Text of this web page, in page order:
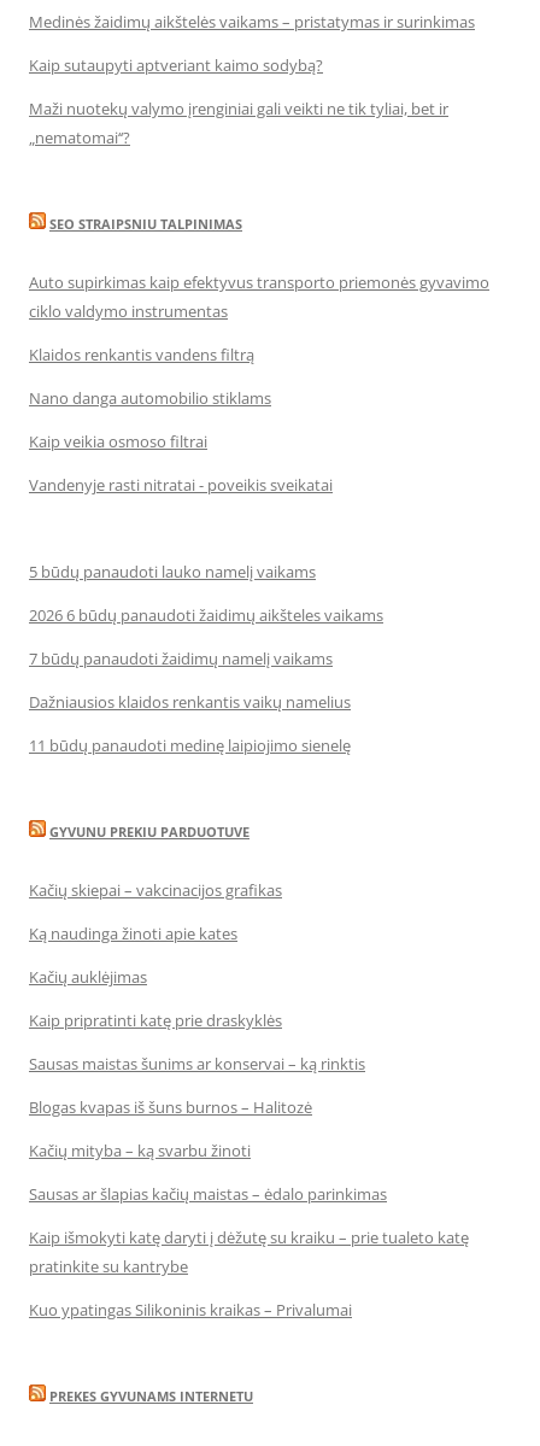
Medinės žaidimų aikštelės vaikams – pristatymas ir surinkimas
Kaip sutaupyti aptveriant kaimo sodybą?
Maži nuotekų valymo įrenginiai gali veikti ne tik tyliai, bet ir
„nematomai‘‘?
SEO STRAIPSNIU TALPINIMAS
Auto supirkimas kaip efektyvus transporto priemonės gyvavimo
ciklo valdymo instrumentas
Klaidos renkantis vandens filtrą
Nano danga automobilio stiklams
Kaip veikia osmoso filtrai
Vandenyje rasti nitratai - poveikis sveikatai
5 būdų panaudoti lauko namelį vaikams
2026 6 būdų panaudoti žaidimų aikšteles vaikams
7 būdų panaudoti žaidimų namelį vaikams
Dažniausios klaidos renkantis vaikų namelius
11 būdų panaudoti medinę laipiojimo sienelę
GYVUNU PREKIU PARDUOTUVE
Kačių skiepai – vakcinacijos grafikas
Ką naudinga žinoti apie kates
Kačių auklėjimas
Kaip pripratinti katę prie draskyklės
Sausas maistas šunims ar konservai – ką rinktis
Blogas kvapas iš šuns burnos – Halitozė
Kačių mityba – ką svarbu žinoti
Sausas ar šlapias kačių maistas – ėdalo parinkimas
Kaip išmokyti katę daryti į dėžutę su kraiku – prie tualeto katę
pratinkite su kantrybe
Kuo ypatingas Silikoninis kraikas – Privalumai
PREKES GYVUNAMS INTERNETU